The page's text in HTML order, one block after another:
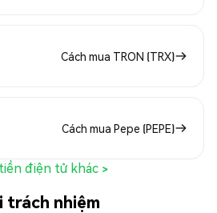
Cách mua TRON (TRX)
Cách mua Pepe (PEPE)
điện tử khác >
trách nhiệm